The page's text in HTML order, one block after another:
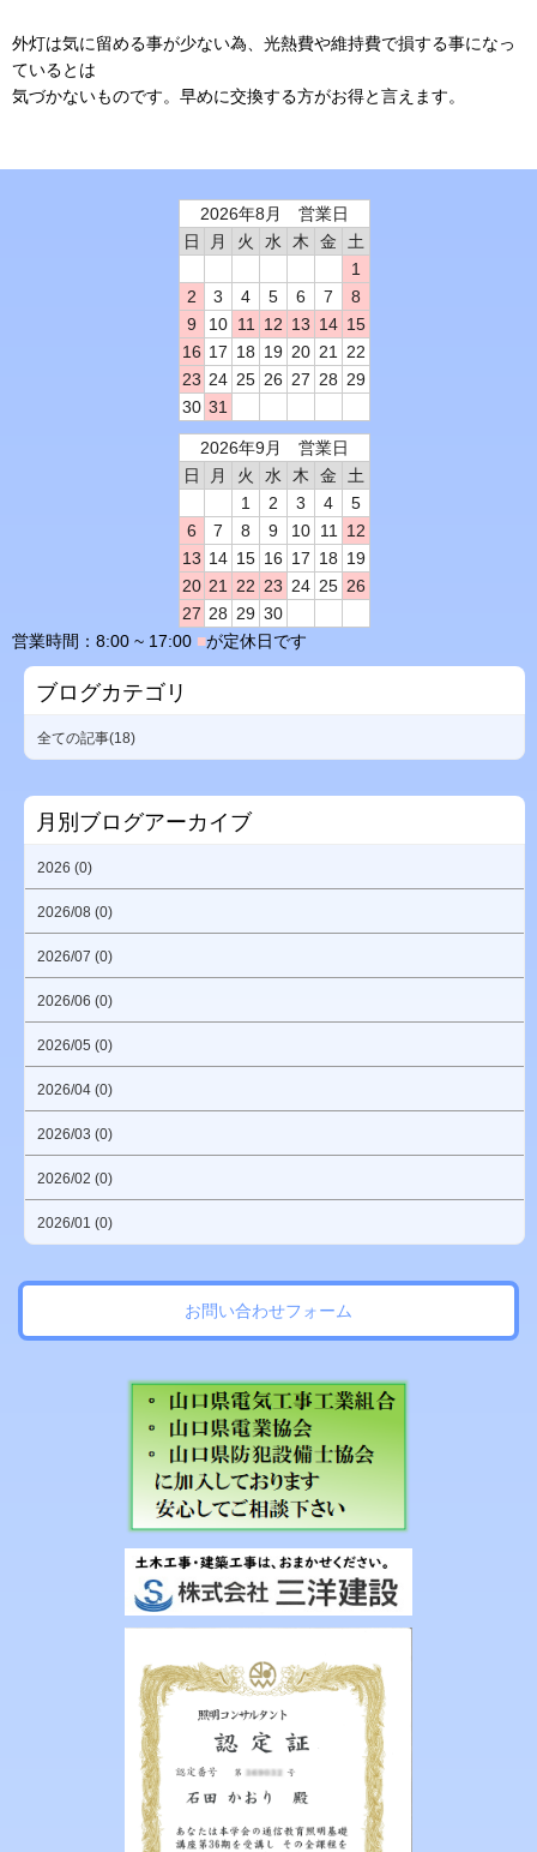
外灯は気に留める事が少ない為、光熱費や維持費で損する事になっ
ているとは
気づかないものです。早めに交換する方がお得と言えます。
2026年8月 営業日
日
月 火 水 木 金
土
1
2
3 4 5 6 7
8
9
10 11 12 13 14 15
16 17 18 19 20 21
22
23 24 25 26 27 28 29
30 31
2026年9月 営業日
日
月 火 水 木 金
土
1
2 3 4
5
6
7 8 9 10 11
12
13 14 15 16 17 18 19
20 21 22 23 24 25 26
27 28 29 30
営業時間：8:00 ~ 17:00 ■が定休日です
ブログカテゴリ
全ての記事(18)
月別ブログアーカイブ
2026 (0)
2026/08 (0)
2026/07 (0)
2026/06 (0)
2026/05 (0)
2026/04 (0)
2026/03 (0)
2026/02 (0)
2026/01 (0)
お問い合わせフォーム